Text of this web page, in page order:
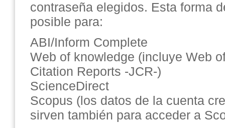
contraseña elegidos. Esta forma
posible para:
ABI/Inform Complete
Web of knowledge (incluye Web
Citation Reports -JCR-)
ScienceDirect
Scopus (los datos de la cuenta
sirven también para acceder a